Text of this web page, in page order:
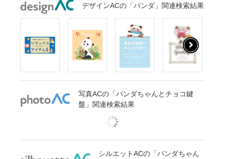
デザインACの「パンダ」関連検索結果
写真ACの「パンダちゃんとチョコ鍵
盤」関連検索結果
シルエットACの「パンダちゃん